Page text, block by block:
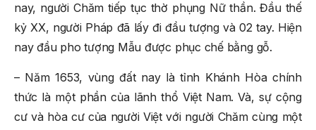
nay, người Chăm tiếp tục thờ phụng Nữ thần. Đầu thế
kỷ XX, người Pháp đã lấy đi đầu tượng và 02 tay. Hiện
nay đầu pho tượng Mẫu được phục chế bằng gỗ.
– Năm 1653, vùng đất nay là tỉnh Khánh Hòa chính
thức là một phần của lãnh thổ Việt Nam. Và, sự cộng
cư và hòa cư của người Việt với người Chăm cùng một